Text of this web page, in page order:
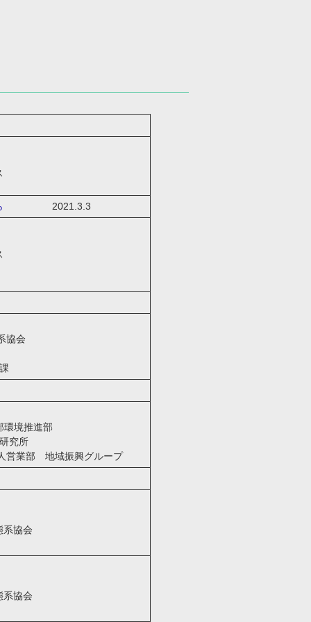
2021.3.3
協会
環境推進部
究所
営業部 地域振興グループ
協会
協会